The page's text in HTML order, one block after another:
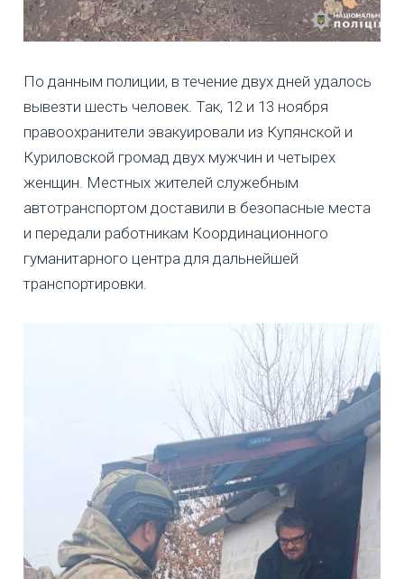
По данным полиции, в течение двух дней удалось
вывезти шесть человек. Так, 12 и 13 ноября
правоохранители эвакуировали из Купянской и
Куриловской громад двух мужчин и четырех
женщин. Местных жителей служебным
автотранспортом доставили в безопасные места
и передали работникам Координационного
гуманитарного центра для дальнейшей
транспортировки.